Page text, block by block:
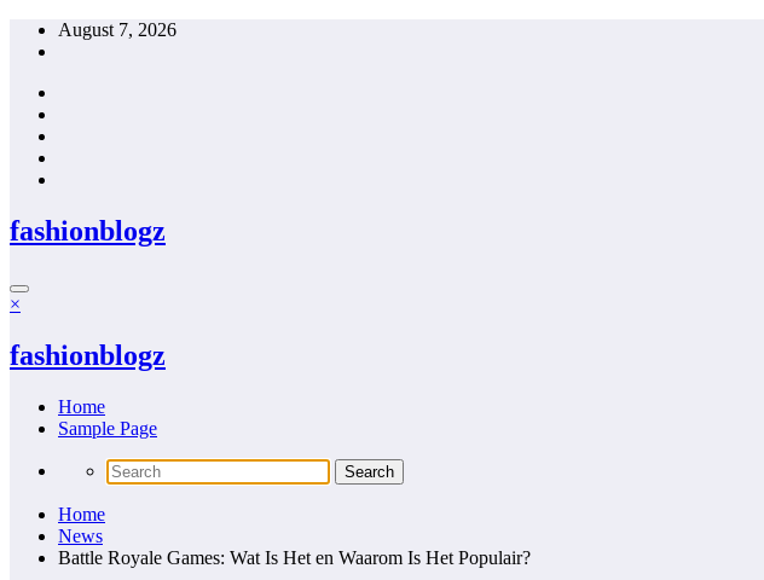
Skip
August 7, 2026
fashionblogz
×
fashionblogz
Home
Sample Page
Home
News
Battle Royale Games: Wat Is Het en Waarom Is Het Populair?